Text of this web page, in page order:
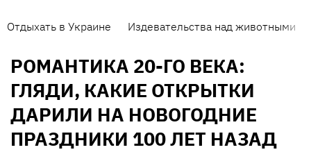
Отдыхать в Украине Издевательства над животными
РОМАНТИКА 20-ГО ВЕКА:
ГЛЯДИ, КАКИЕ ОТКРЫТКИ
ДАРИЛИ НА НОВОГОДНИЕ
ПРАЗДНИКИ 100 ЛЕТ НАЗАД